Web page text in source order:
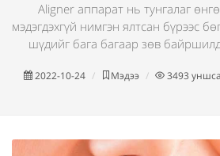
Aligner аппарат нь тунгалаг
мэдэгдэхгүй нимгэн ялтсан бүрээс
шүдийг бага багаар зөв
2022-10-24 Мэдээ 3493